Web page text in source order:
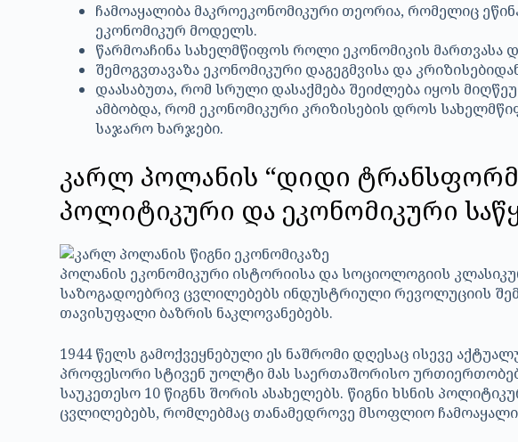
ჩამოაყალიბა მაკროეკონომიკური თეორია, რომელიც
ეკონომიკურ მოდელს.
წარმოაჩინა სახელმწიფოს როლი ეკონომიკის მართვასა
შემოგვთავაზა ეკონომიკური დაგეგმვისა და
დაასაბუთა, რომ სრული დასაქმება შეიძლება იყოს
ამბობდა, რომ ეკონომიკური კრიზისების დროს
საჯარო ხარჯები.
კარლ პოლანის “დიდი
პოლიტიკური და ეკონომიკური
პოლანის ეკონომიკური ისტორიისა და სოციოლოგიის
საზოგადოებრივ ცვლილებებს ინდუსტრიული რევოლუციის
თავისუფალი ბაზრის ნაკლოვანებებს.
1944 წელს გამოქვეყნებული ეს ნაშრომი დღესაც ისევე
პროფესორი სტივენ უოლტი მას საერთაშორისო
საუკეთესო 10 წიგნს შორის ასახელებს. წიგნი ხსნის
ცვლილებებს, რომლებმაც თანამედროვე მსოფლიო